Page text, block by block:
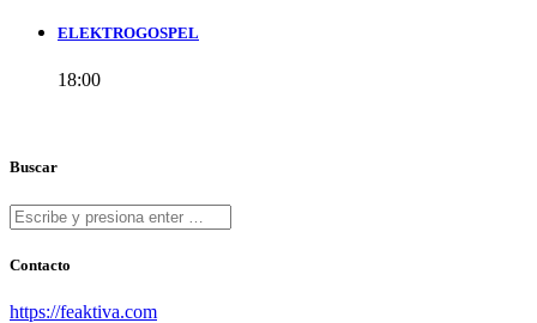
ELEKTROGOSPEL
18:00
Buscar
Contacto
https://feaktiva.com